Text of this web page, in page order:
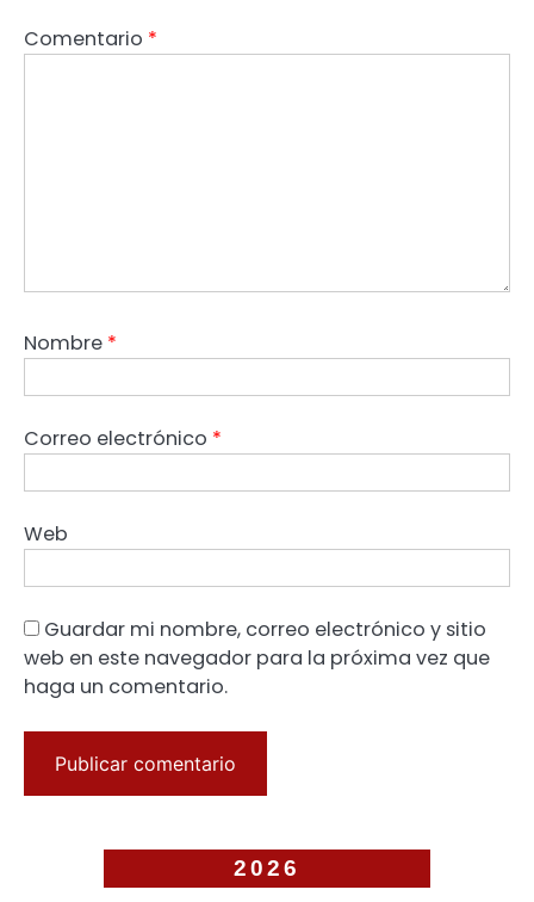
Comentario *
Nombre *
Correo electrónico *
Web
Guardar mi nombre, correo electrónico y sitio
web en este navegador para la próxima vez que
haga un comentario.
2026